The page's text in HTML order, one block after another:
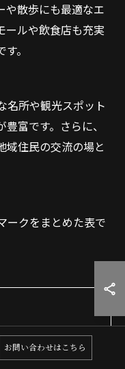
や散歩にも最適なエ
ールや飲食店も充実
。
名所や観光スポット
富です。さらに、
域住民の交流の場と
ークをまとめた表で
アとして、地元住
お問い合わせはこちら